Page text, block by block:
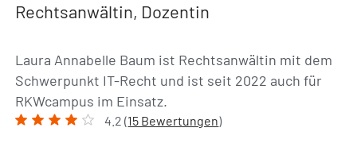
Rechtsanwältin, Dozentin
Laura Annabelle Baum ist Rechtsanwältin mit dem
Schwerpunkt IT-Recht und ist seit 2022 auch für
RKWcampus im Einsatz.
4.2 (15 Bewertungen)